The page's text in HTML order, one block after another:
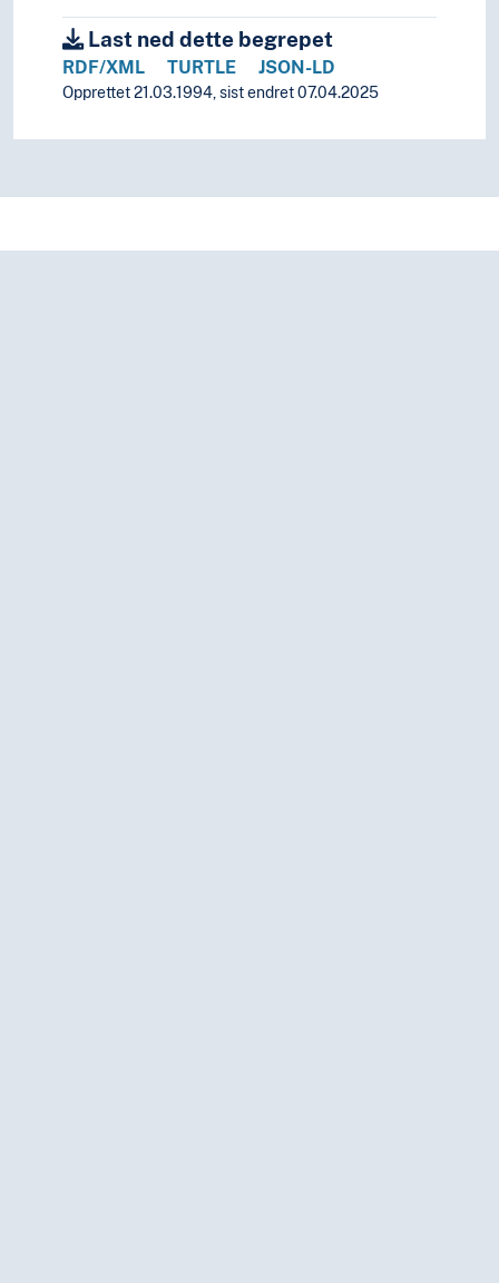
Last ned dette begrepet
RDF/XML TURTLE JSON-LD
Opprettet 21.03.1994, sist endret 07.04.2025